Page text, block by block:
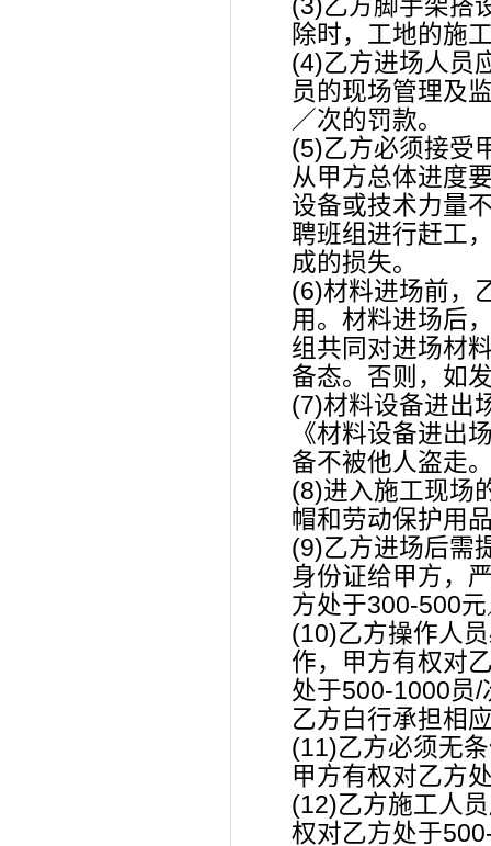
除时，工地的施
(4)乙方进场人员
员的现场管理及
／次的罚款。
(5)乙方必须接受
从甲方总体进度
设备或技术力量
聘班组进行赶工
成的损失。
(6)材料进场前，
用。材料进场后
组共同对进场材
备态。否则，如
(7)材料设备进出
《材料设备进出
备不被他人盗走
(8)进入施工现场
帽和劳动保护用
(9)乙方进场后需
身份证给甲方，
方处于300-500
(10)乙方操作人
作，甲方有权对
处于500-1000员
乙方白行承担相
(11)乙方必须无
甲方有权对乙方
(12)乙方施工人
权对乙方处于